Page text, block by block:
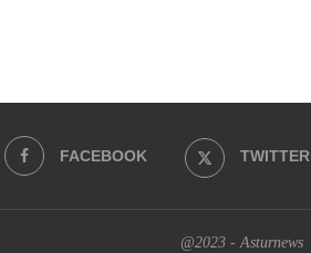
FACEBOOK TWITTER
@2023 - Asturnews